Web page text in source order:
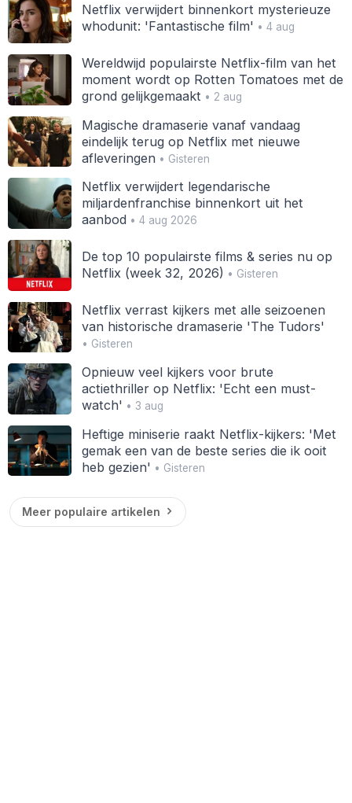
Netflix verwijdert binnenkort mysterieuze
whodunit: 'Fantastische film' • 4 aug
Wereldwijd populairste Netflix-film van het
moment wordt op Rotten Tomatoes met de
grond gelijkgemaakt • 2 aug
Magische dramaserie vanaf vandaag
eindelijk terug op Netflix met nieuwe
afleveringen• Gisteren
Netflix verwijdert legendarische
miljardenfranchise binnenkort uit het
aanbod • 4 aug 2026
De top 10 populairste films & series nu op
Netflix (week 32, 2026) • Gisteren
Netflix verrast kijkers met alle seizoenen
van historische dramaserie 'The Tudors'
• Gisteren
Opnieuw veel kijkers voor brute
actiethriller op Netflix: 'Echt een must-
watch' • 3 aug
Heftige miniserie raakt Netflix-kijkers: 'Met
gemak een van de beste series die ik ooit
heb gezien' • Gisteren
Meer populaire artikelen